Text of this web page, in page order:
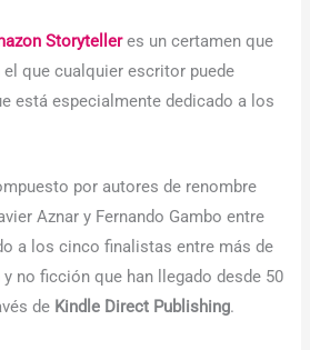
Storytelleres un certamen que
el que cualquier escritor puede
está especialmente dedicado a los
por autores de renombre
Aznar y Fernando Gambo entre
a los cinco finalistas entre más de
no ficción que han llegado desde 50
de Kindle Direct Publishing.